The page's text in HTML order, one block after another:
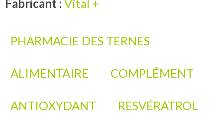
Fabricant : Vital +
PHARMACIE DES TERNES
ALIMENTAIRE COMPLÉMENT
ANTIOXYDANT RESVÉRATROL